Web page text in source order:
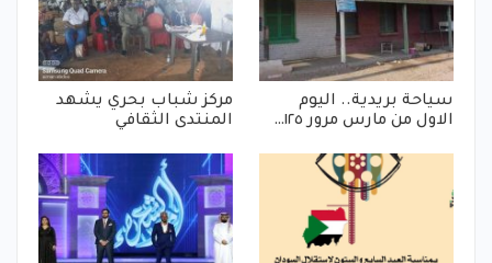
سياحة بريدية.. اليوم
الاول من مارس مرور ١٢٥…
مركز شباب بحري يشهد
المنتدى الثقافي